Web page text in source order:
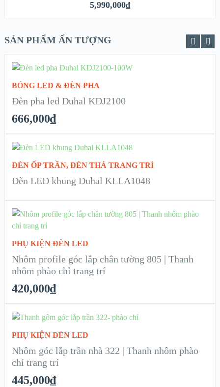
XEM NHANH
5,990,000₫
SẢN PHẨM ẤN TƯỢNG
XEM NHANH
ADD TO CART
BÓNG LED & ĐÈN PHA
Đèn pha led Duhal KDJ2100
666,000₫
XEM NHANH
READ MORE
ĐÈN ỐP TRẦN, ĐÈN THẢ TRANG TRÍ
Đèn LED khung Duhal KLLA1048
XEM NHANH
CHI TIẾT
PHỤ KIỆN ĐÈN LED
Nhôm profile góc lắp chân tường 805 | Thanh
nhôm phào chỉ trang trí
420,000₫
XEM NHANH
ADD TO CART
PHỤ KIỆN ĐÈN LED
Nhôm góc lắp trần nhà 322 | Thanh nhôm phào
chỉ trang trí
445,000₫